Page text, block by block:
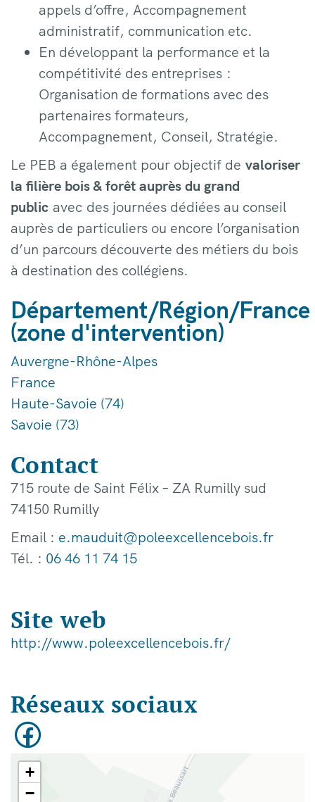
appels d’offre, Accompagnement
administratif, communication etc.
En développant la performance et la
compétitivité des entreprises :
Organisation de formations avec des
partenaires formateurs,
Accompagnement, Conseil, Stratégie.
Le PEB a également pour objectif de valoriser
la filière bois & forêt auprès du grand
public avec des journées dédiées au conseil
auprès de particuliers ou encore l’organisation
d’un parcours découverte des métiers du bois
à destination des collégiens.
Département/Région/France
(zone d'intervention)
Auvergne-Rhône-Alpes
France
Haute-Savoie (74)
Savoie (73)
Contact
715 route de Saint Félix – ZA Rumilly sud
74150 Rumilly
Email : e.mauduit@poleexcellencebois.fr
Tél. : 06 46 11 74 15
Site web
http://www.poleexcellencebois.fr/
Réseaux sociaux
+
−